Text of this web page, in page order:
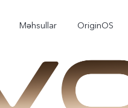
Məhsullar OriginOS